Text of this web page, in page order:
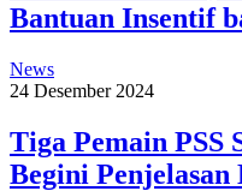
Bantuan Insentif
News
24 Desember 2024
Tiga Pemain PSS
Begini